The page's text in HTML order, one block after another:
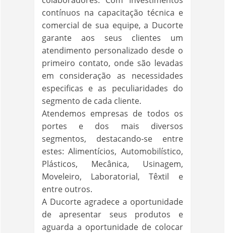
contínuos na capacitação técnica e
comercial de sua equipe, a Ducorte
garante aos seus clientes um
atendimento personalizado desde o
primeiro contato, onde são levadas
em consideração as necessidades
especificas e as peculiaridades do
segmento de cada cliente.
Atendemos empresas de todos os
portes e dos mais diversos
segmentos, destacando-se entre
estes: Alimentícios, Automobilístico,
Plásticos, Mecânica, Usinagem,
Moveleiro, Laboratorial, Têxtil e
entre outros.
A Ducorte agradece a oportunidade
de apresentar seus produtos e
aguarda a oportunidade de colocar